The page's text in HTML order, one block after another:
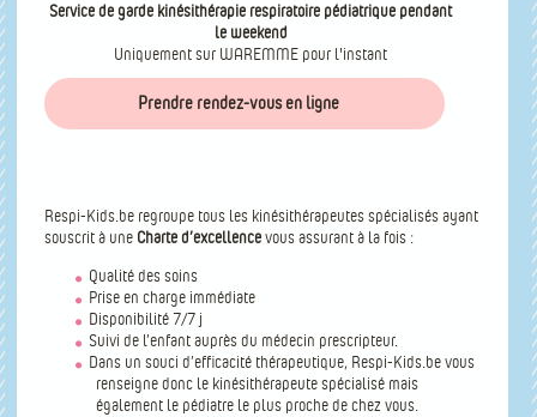
Service de garde kinésithérapie respiratoire pédiatrique pendant
le weekend
Uniquement sur WAREMME pour l'instant
Prendre rendez-vous en ligne
Respi-Kids.be regroupe tous les kinésithérapeutes spécialisés ayant
souscrit à une Charte d’excellencevous assurant à la fois :
Qualité des soins
Prise en charge immédiate
Disponibilité 7/7 j
Suivi de l’enfant auprès du médecin prescripteur.
Dans un souci d’efficacité thérapeutique, Respi-Kids.be vous
renseigne donc le kinésithérapeute spécialisé mais
également le pédiatre le plus proche de chez vous.